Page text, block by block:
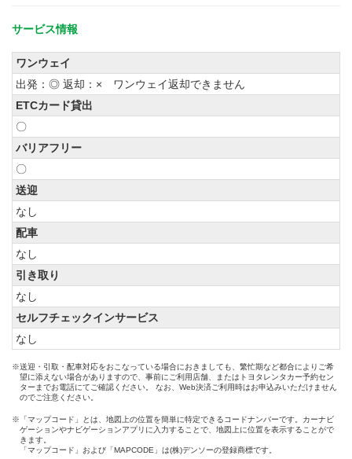
サービス情報
ワンウェイ
出発：◎ 返却：× ワンウェイ返却できません
ETCカード貸出
〇
バリアフリー
〇
送迎
なし
配車
なし
引き取り
なし
セルフチェックインサービス
なし
※送迎・引取・配車対応をおこなっている場合におきましても、繁忙期など都合によりご希
望に添えない場合がありますので、事前にご利用店舗、またはトヨタレンタカー予約セン
ターまでお電話にてご確認ください。 なお、Web決済ご利用時はお申込みいただけません
のでご注意ください。
※「マップコード」とは、地図上の位置を簡単に特定できるコードナンバーです。カーナビ
ゲーションやナビゲーションアプリに入力することで、地図上に位置を表示することがで
きます。
「マップコード」および「MAPCODE」は(株)デンソーの登録商標です。